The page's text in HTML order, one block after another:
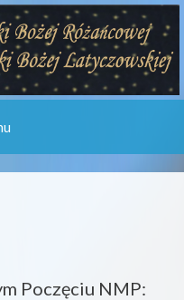
Poczęciu NMP: